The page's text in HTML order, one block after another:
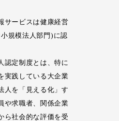
サービスは健康経営
規模法人部門)に認
認定制度とは、特に
実践している大企業
人を「見える化」す
や求職者、関係企業
ら社会的な評価を受